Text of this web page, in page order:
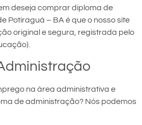
deseja comprar diploma de
Potiraguá – BA é que o nosso site
original e segura, registrada pelo
na área administrativa e
de administração? Nós podemos